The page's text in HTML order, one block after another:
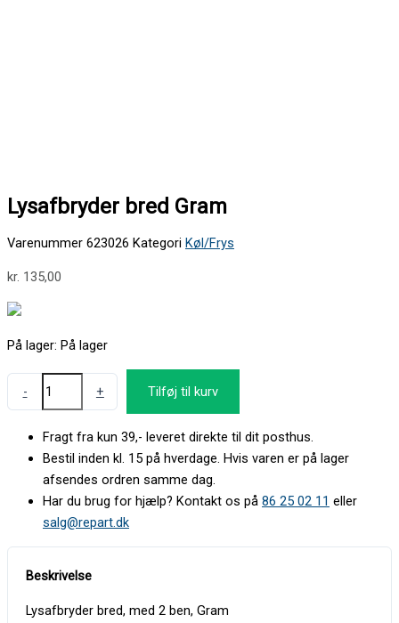
Lysafbryder bred Gram
Varenummer 623026 Kategori Køl/Frys
kr. 135,00
På lager: På lager
- + Tilføj til kurv
Fragt fra kun 39,- leveret direkte til dit posthus.
Bestil inden kl. 15 på hverdage. Hvis varen er på lager
afsendes ordren samme dag.
Har du brug for hjælp? Kontakt os på 86 25 02 11 eller
salg@repart.dk
Lysafbryder bred, med 2 ben, Gram